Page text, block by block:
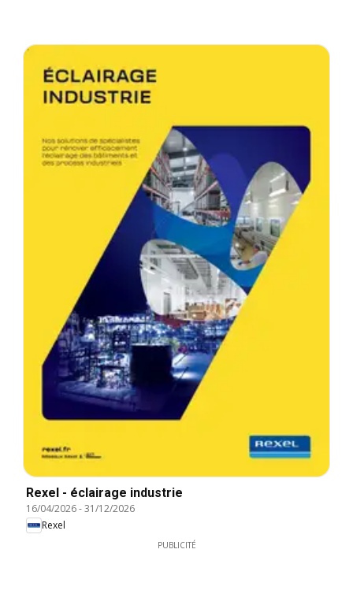
Rexel - éclairage industrie
16/04/2026-31/12/2026
Rexel
PUBLICITÉ